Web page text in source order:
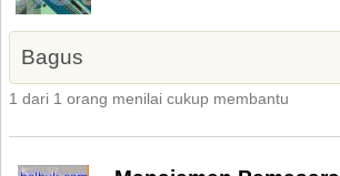
Bagus
1 dari 1 orang menilai cukup membantu